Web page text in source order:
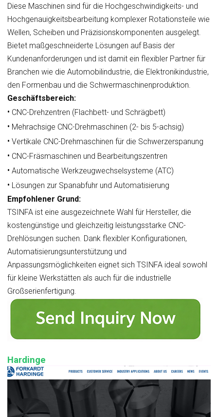
Diese Maschinen sind für die Hochgeschwindigkeits- und
Hochgenauigkeitsbearbeitung komplexer Rotationsteile wie
Wellen, Scheiben und Präzisionskomponenten ausgelegt.
Bietet maßgeschneiderte Lösungen auf Basis der
Kundenanforderungen und ist damit ein flexibler Partner für
Branchen wie die Automobilindustrie, die Elektronikindustrie,
den Formenbau und die Schwermaschinenproduktion.
Geschäftsbereich:
• CNC-Drehzentren (Flachbett- und Schrägbett)
• Mehrachsige CNC-Drehmaschinen (2- bis 5-achsig)
• Vertikale CNC-Drehmaschinen für die Schwerzerspanung
• CNC-Fräsmaschinen und Bearbeitungszentren
• Automatische Werkzeugwechselsysteme (ATC)
• Lösungen zur Spanabfuhr und Automatisierung
Empfohlener Grund:
TSINFA ist eine ausgezeichnete Wahl für Hersteller, die
kostengünstige und gleichzeitig leistungsstarke CNC-
Drehlösungen suchen. Dank flexibler Konfigurationen,
Automatisierungsunterstützung und
Anpassungsmöglichkeiten eignet sich TSINFA ideal sowohl
für kleine Werkstätten als auch für die industrielle
Großserienfertigung.
Hardinge